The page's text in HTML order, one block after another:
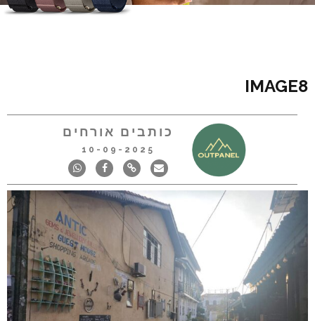
IMAGE8
כותבים אורחים
10-09-2025